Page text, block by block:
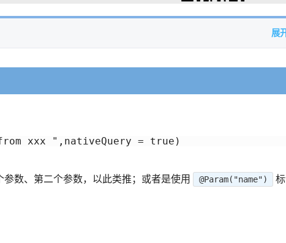
展
xxx ",nativeQuery = true)
数、第二个参数，以此类推；或者是使用 @Param("name")